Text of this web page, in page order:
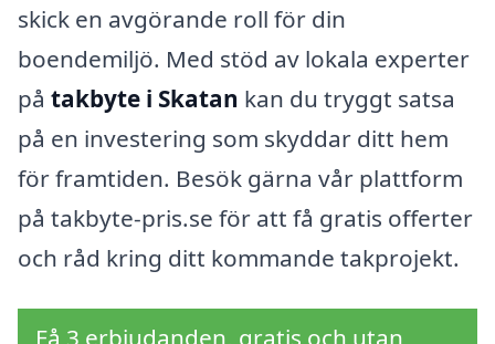
skick en avgörande roll för din
boendemiljö. Med stöd av lokala experter
på takbyte i Skatan kan du tryggt satsa
på en investering som skyddar ditt hem
för framtiden. Besök gärna vår plattform
på takbyte-pris.se för att få gratis offerter
och råd kring ditt kommande takprojekt.
Få 3 erbjudanden, gratis och utan